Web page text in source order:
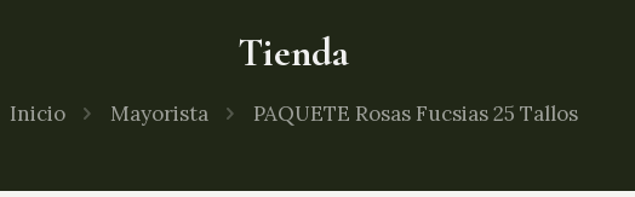
Tienda
Inicio Mayorista PAQUETE Rosas Fucsias 25 Tallos